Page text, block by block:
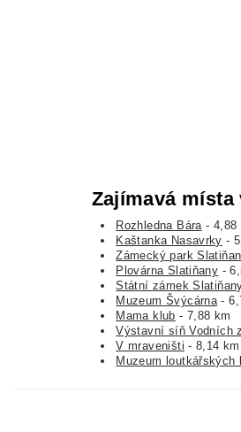
Zajímavá místa
Rozhledna Bára - 4,88
Kaštanka Nasavrky -
Zámecký park
Plovárna Slatiňany -
Státní zámek
Muzeum Švýcárna -
Mama klub - 7,88 km
Výstavní síň Vodních
V mraveništi - 8,14 km
Muzeum loutkářských